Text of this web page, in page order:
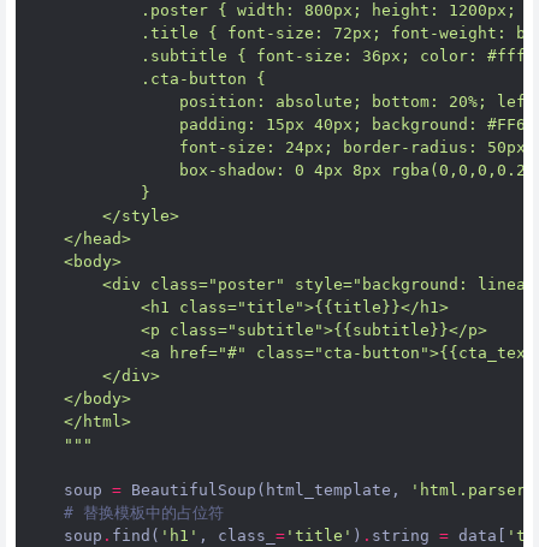
.poster { width: 800px; height: 1200px;
.title { font-size: 72px; font-weight:
.subtitle { font-size: 36px; color:
            .cta-button {
position: absolute; bottom: 20%;
padding: 15px 40px; background:
font-size: 24px; border-radius:
box-shadow: 0 4px 8px
            }
        </style>
    </head>
    <body>
<div class="poster" style="background:
            <h1 class="title">{{title}}</h1>
            <p class="subtitle">{{subtitle}}</p>
<a href="#" class="cta-
        </div>
    </body>
    </html>
    """
soup = BeautifulSoup ( html_template , 'html.parser'
# 替换模板中的占位符
soup . find ( 'h1' , class_ = 'title' ) . string = data